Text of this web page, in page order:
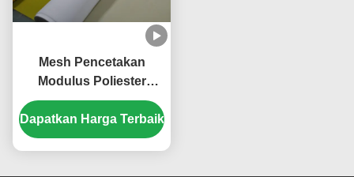
Mesh Pencetakan
Modulus Poliester
Tinggi, Mesh Layar
Sutra Untuk
Pencetakan Kaos
Dapatkan Harga Terbaik